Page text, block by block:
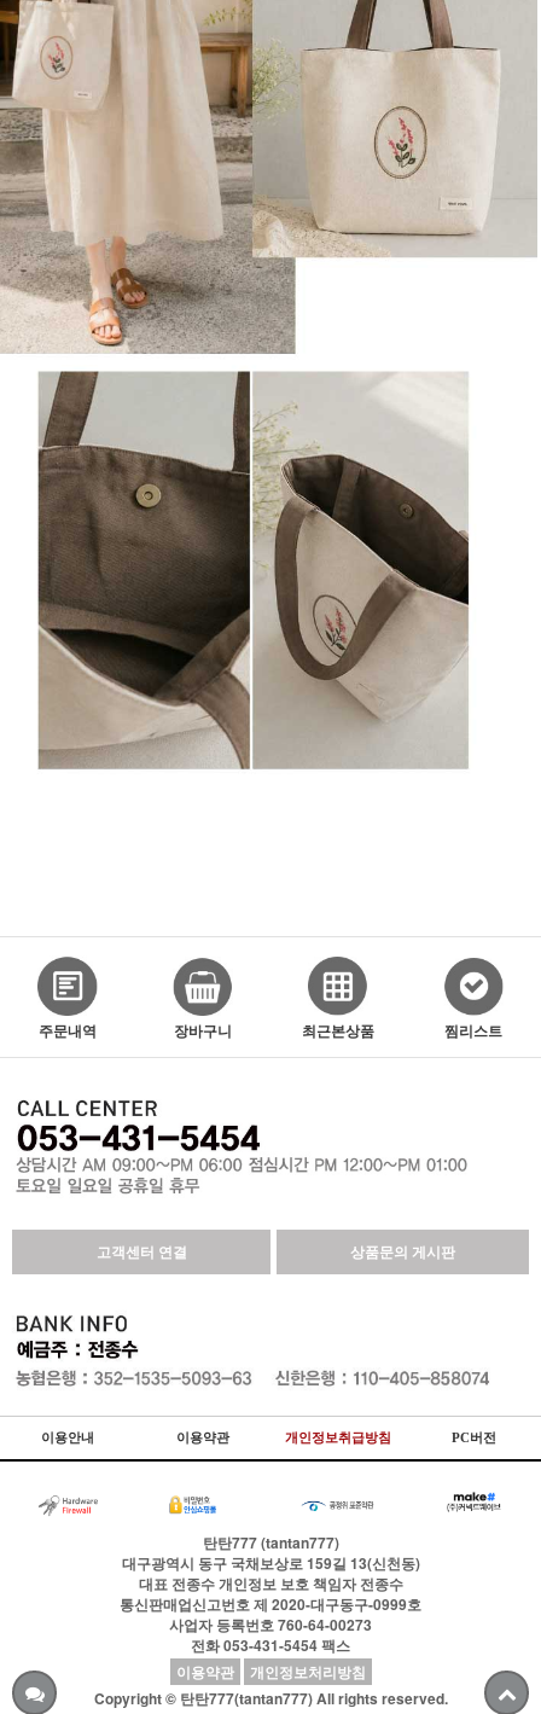
주문내역 장바구니 최근본상품 찜리스트
고객센터 연결 상품문의 게시판
이용안내 이용약관 개인정보취급방침 PC버전
탄탄777 (tantan777)
대구광역시 동구 국채보상로 159길 13(신천동)
대표 전종수개인정보 보호 책임자전종수
통신판매업신고번호 제 2020-대구동구-0999호
사업자 등록번호 760-64-00273
전화053-431-5454팩스
이용약관
개인정보처리방침
Copyright © 탄탄777(tantan777) All rights reserved.